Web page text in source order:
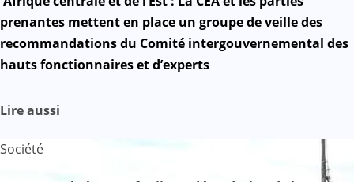
i
g
a
t
i
prenantes mettent en place un groupe de veille des
recommandations du Comité intergouvernemental des
hauts fonctionnaires et d’experts
Lire aussi
Société